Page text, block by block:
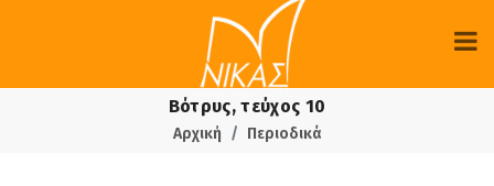
Βότρυς, τεύχος 10
Αρχική Περιοδικά